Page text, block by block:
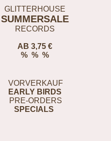
GLITTERHOUSE
SUMMERSALE
RECORDS
AB 3,75 €
% % %
VORVERKAUF
EARLY BIRDS
PRE-ORDERS
SPECIALS